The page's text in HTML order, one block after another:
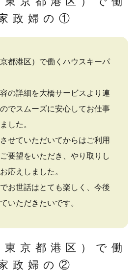
政婦の①
京都港区）で働くハウスキーパ
の詳細を大橋サービスより連
でスムーズに安心してお仕事
した。
せていただいてからはご利用
要望をいただき、やり取りし
応えしました。
お世話はとても楽しく、今後
いただきたいです。
東京都港区）で働
政婦の②